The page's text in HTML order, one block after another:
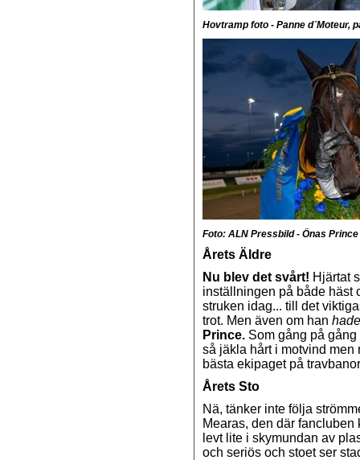
Hovtramp foto - Panne d´Moteur,
Foto: ALN Pressbild - Önas
Årets Äldre
Nu blev det svårt! Hjärtat
inställningen på både häst
struken idag... till det
trot. Men även om han hade
Prince. Som gång på
så jäkla hårt i motvind
bästa ekipaget på
Årets Sto
Nä, tänker inte följa
Mearas, den där
levt lite i skymundan av
och seriös och stoet ser